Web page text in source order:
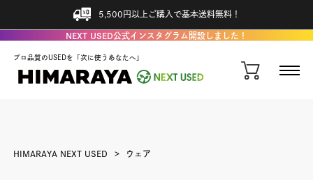
5,500円以上ご購入で基本送料無料！
NEXT USED公式インスタグラム開設しました！
プロ品質のUSEDを「次に使うあなたへ」
HIMARAYA NEXT USED ウェア